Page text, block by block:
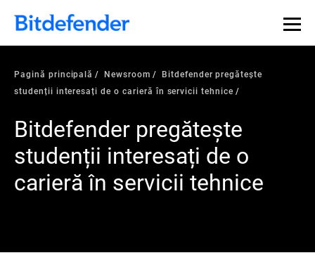
Pagină principală Newsroom
Bitdefender pregătește
studenții interesați de o carieră în servicii tehnice
Bitdefender pregătește
studenții interesați de o
carieră în servicii tehnice